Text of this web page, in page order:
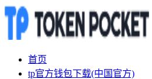
首页
tp官方钱包下载(中国官方)